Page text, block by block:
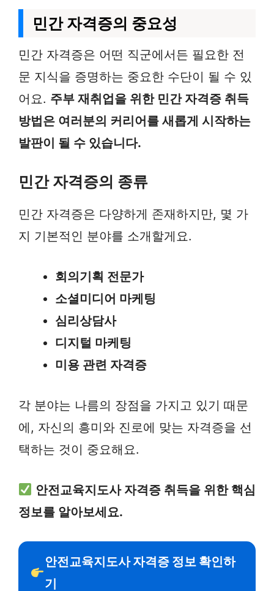
민간 자격증의 중요성
민간 자격증은 어떤 직군에서든 필요한 전
문 지식을 증명하는 중요한 수단이 될 수 있
어요. 주부 재취업을 위한 민간 자격증 취득
방법은 여러분의 커리어를 새롭게 시작하는
발판이 될 수 있습니다.
민간 자격증의 종류
민간 자격증은 다양하게 존재하지만, 몇 가
지 기본적인 분야를 소개할게요.
회의기획 전문가
소셜미디어 마케팅
심리상담사
디지털 마케팅
미용 관련 자격증
각 분야는 나름의 장점을 가지고 있기 때문
에, 자신의 흥미와 진로에 맞는 자격증을 선
택하는 것이 중요해요.
안전교육지도사 자격증 취득을 위한 핵심
정보를 알아보세요.
안전교육지도사 자격증 정보 확인하
기